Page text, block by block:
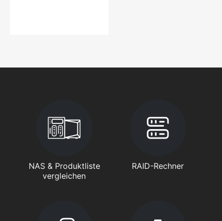
NAS & Produktliste
vergleichen
RAID-Rechner